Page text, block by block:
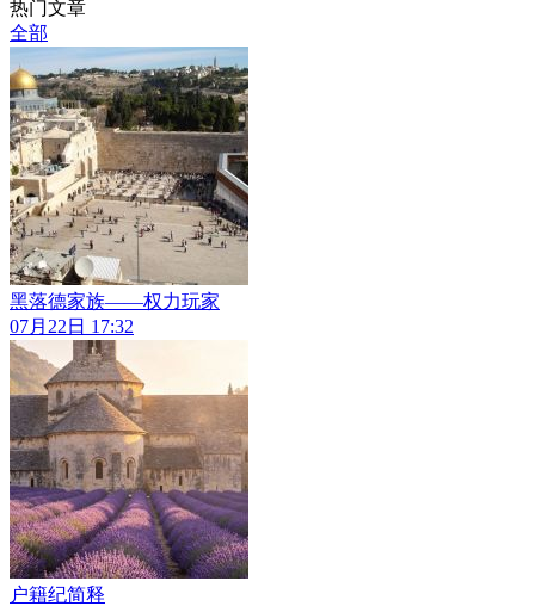
热门文章
全部
黑落德家族——权力玩家
07月22日 17:32
户籍纪简释